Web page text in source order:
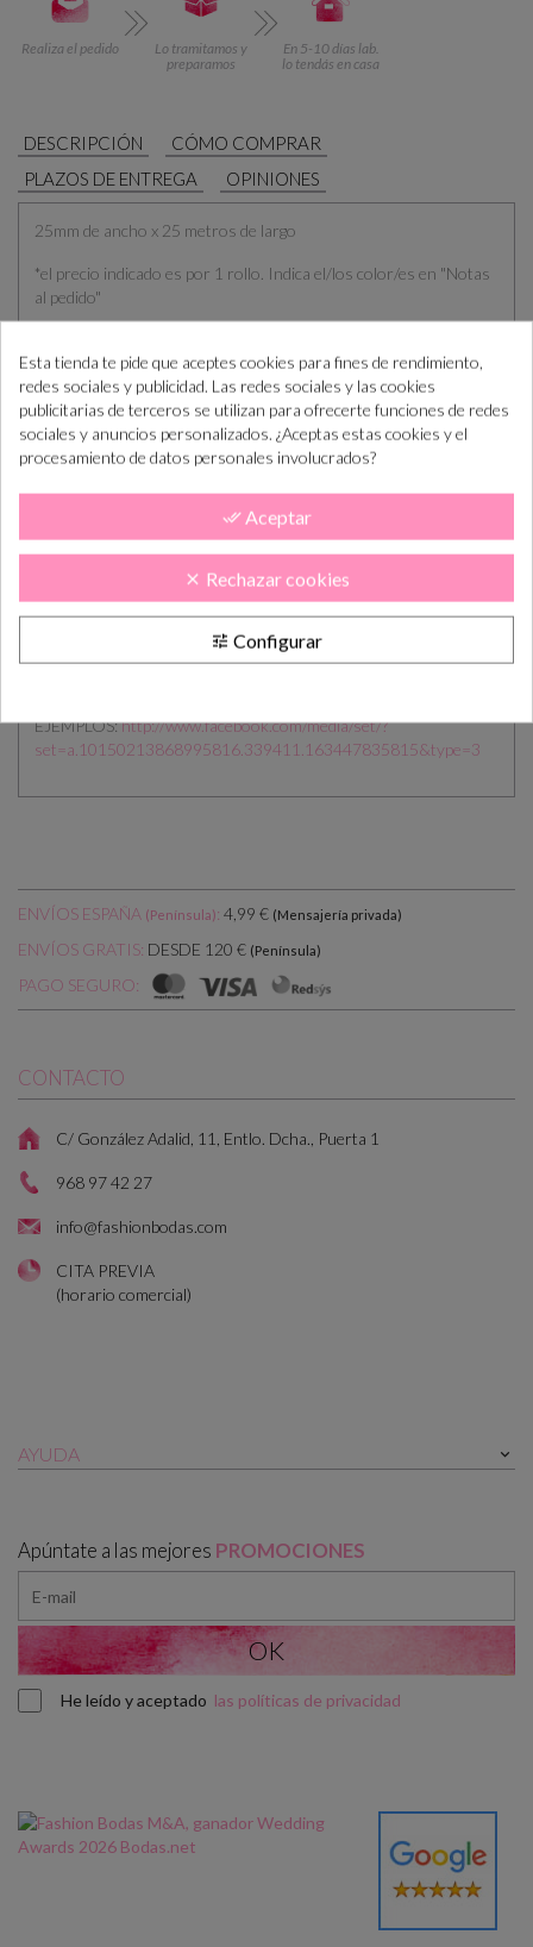
Realiza el pedido
Lo tramitamos y
preparamos
En 5-10 días lab.
lo tendás en casa
DESCRIPCIÓN
CÓMO COMPRAR
PLAZOS DE ENTREGA
OPINIONES
25mm de ancho x 25 metros de largo
*el precio indicado es por 1 rollo. Indica el/los color/es en "Notas
al pedido"
2 - blanco perla
3 - beis
4 - crema
6 - dorado
7 - dorado antiguo
EJEMPLOS:http://www.facebook.com/media/set/?
set=a.10150213868995816.339411.163447835815&type=3
ENVÍOS ESPAÑA (Península): 4,99 € (Mensajería privada)
ENVÍOS GRATIS: DESDE 120 € (Península)
PAGO SEGURO:
CONTACTO
C/ González Adalid, 11, Entlo. Dcha., Puerta 1
968 97 42 27
info@fashionbodas.com
CITA PREVIA
(horario comercial)
AYUDA 
Apúntate a las mejores PROMOCIONES
He leído y aceptado las políticas de privacidad
Esta tienda te pide que aceptes cookies para fines de rendimiento,
redes sociales y publicidad. Las redes sociales y las cookies
publicitarias de terceros se utilizan para ofrecerte funciones de redes
sociales y anuncios personalizados. ¿Aceptas estas cookies y el
procesamiento de datos personales involucrados?
done_all Aceptar
clear Rechazar cookies
tune Configurar